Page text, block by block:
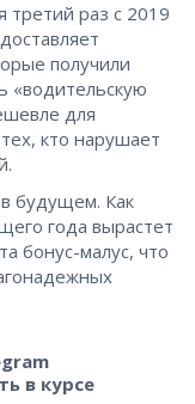
раз с 2019
получили
«водительскую
для
кто нарушает
будущем. Как
года вырастет
бонус-малус, что
в курсе